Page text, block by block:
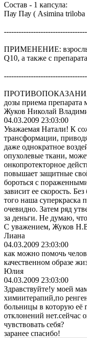
Состав - 1 капсула:
Пау Пау ( Asimina triloba
ПРИМЕНЕНИЕ: взрослым
Q10, а также с
ПРОТИВОПОКАЗАНИЯ:
дозы приема препарата
Жуков Николай
04.03.2009 23:03:00
Уважаемая Натали! К
трансформации,
даже однократное
опухолевые ткани,
онкопротекторное
повышает защитные
бороться с
зависит ее скорость.
того наша суперкраска
очевидно. Затем ряд
за деньги. Не думаю,
С уважением, Жуков
Лиана
04.03.2009 23:03:00
как можно помочь
качественном образе
Юлия
04.03.2009 23:03:00
Здравствуйте!у моей
химиитерапий,по
больницы в которую её
отклонений нет.сейчас
чувствовать себя?
заранее спасибо!